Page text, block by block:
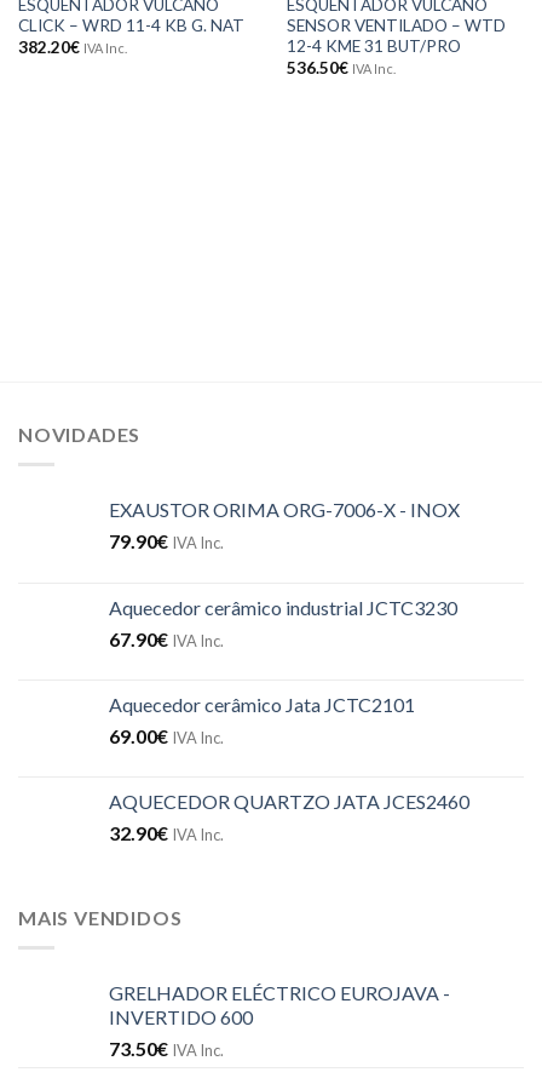
aos meus
desejos
ESQUENTADOR VULCANO
CLICK – WRD 11-4 KB G. NAT
382.20€ IVA Inc.
aos meus
desejos
ESQUENTADOR VULCANO
SENSOR VENTILADO – WTD
12-4 KME 31 BUT/PRO
536.50€ IVA Inc.
NOVIDADES
EXAUSTOR ORIMA ORG-7006-X - INOX
79.90€ IVA Inc.
Aquecedor cerâmico industrial JCTC3230
67.90€ IVA Inc.
Aquecedor cerâmico Jata JCTC2101
69.00€ IVA Inc.
AQUECEDOR QUARTZO JATA JCES2460
32.90€ IVA Inc.
MAIS VENDIDOS
GRELHADOR ELÉCTRICO EUROJAVA -
INVERTIDO 600
73.50€ IVA Inc.